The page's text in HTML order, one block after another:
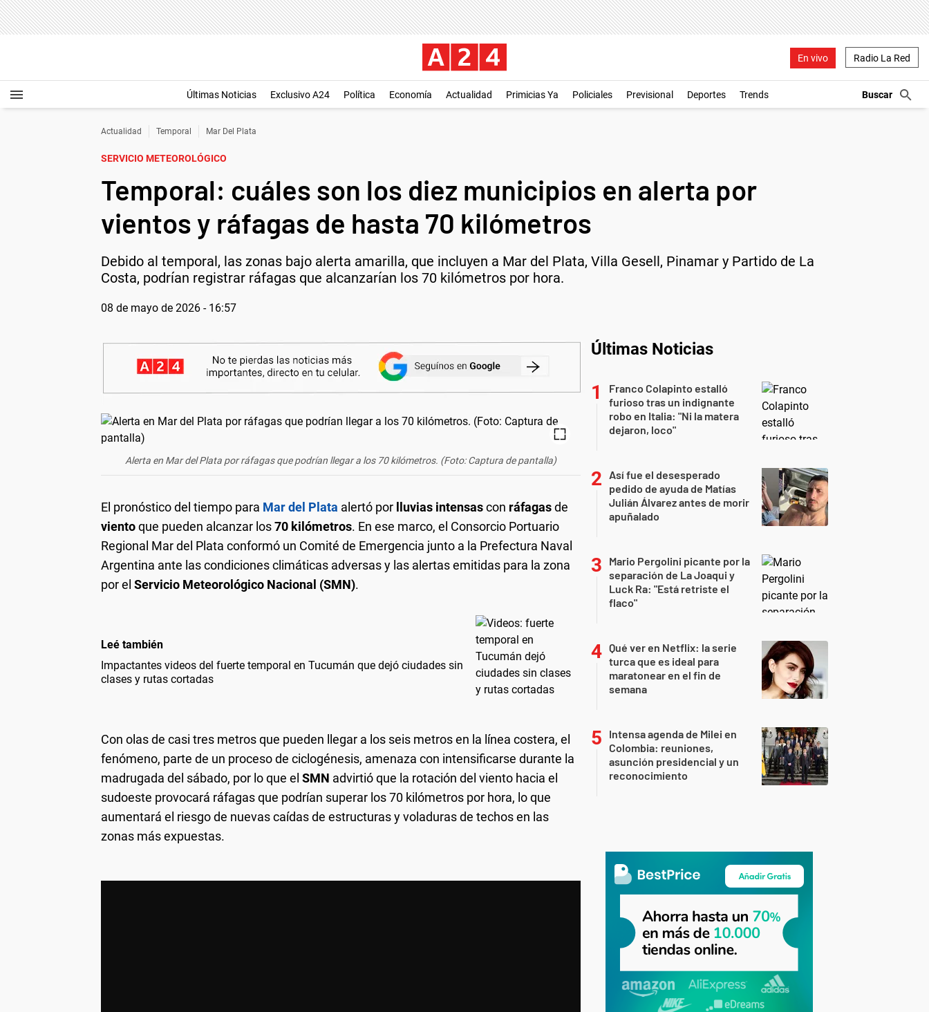
En vivo Radio La Red
Últimas Noticias Exclusivo A24 Política Economía Actualidad Primicias Ya Policiales Previsional Deportes Trends
Actualidad Temporal Mar Del Plata
SERVICIO METEOROLÓGICO
Temporal: cuáles son los diez municipios en alerta por
vientos y ráfagas de hasta 70 kilómetros
Debido al temporal, las zonas bajo alerta amarilla, que incluyen a Mar del Plata, Villa Gesell, Pinamar y Partido de La
Costa, podrían registrar ráfagas que alcanzarían los 70 kilómetros por hora.
08 de mayo de 2026 - 16:57
Alerta en Mar del Plata por ráfagas que podrían llegar a los 70 kilómetros. (Foto: Captura de pantalla)
El pronóstico del tiempo para Mar del Plata alertó por lluvias intensascon ráfagasde
vientoque pueden alcanzar los70 kilómetros. En ese marco, el Consorcio Portuario
Regional Mar del Plata conformó un Comité de Emergencia junto a la Prefectura Naval
Argentina ante las condiciones climáticas adversas y las alertas emitidas para la zona
por el Servicio Meteorológico Nacional (SMN).
Leé también
Impactantes videos del fuerte temporal en Tucumán que dejó ciudades sin
clases y rutas cortadas
Con olas de casi tres metros que pueden llegar a los seis metros en la línea costera, el
fenómeno, parte de un proceso de ciclogénesis, amenaza con intensificarse durante la
madrugada del sábado, por lo que el SMN advirtió que la rotación del viento hacia el
sudoeste provocará ráfagas que podrían superar los 70 kilómetros por hora, lo que
aumentará el riesgo de nuevas caídas de estructuras y voladuras de techos en las
zonas más expuestas.
Últimas Noticias
Franco Colapinto estalló
furioso tras un indignante
robo en Italia: "Ni la matera
dejaron, loco"
Así fue el desesperado
pedido de ayuda de Matías
Julián Álvarez antes de morir
apuñalado
Mario Pergolini picante por la
separación de La Joaqui y
Luck Ra: "Está retriste el
flaco"
Qué ver en Netflix: la serie
turca que es ideal para
maratonear en el fin de
semana
Intensa agenda de Milei en
Colombia: reuniones,
asunción presidencial y un
reconocimiento